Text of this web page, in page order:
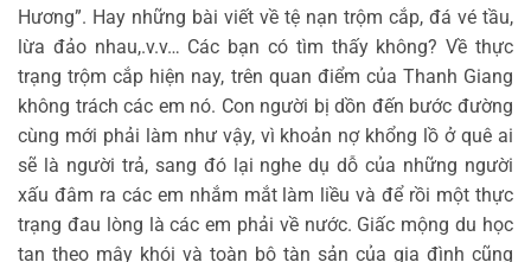
Hương”. Hay những bài viết về tệ nạn trộm cắp, đá vé tầu,
lừa đảo nhau,.v.v… Các bạn có tìm thấy không? Về thực
trạng trộm cắp hiện nay, trên quan điểm của Thanh Giang
không trách các em nó. Con người bị dồn đến bước đường
cùng mới phải làm như vậy, vì khoản nợ khổng lồ ở quê ai
sẽ là người trả, sang đó lại nghe dụ dỗ của những người
xấu đâm ra các em nhắm mắt làm liều và để rồi một thực
trạng đau lòng là các em phải về nước. Giấc mộng du học
tan theo mây khói và toàn bộ tàn sản của gia đình cũng